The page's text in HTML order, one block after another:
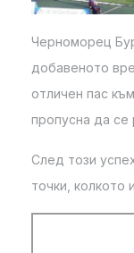
Черноморец
добавеното
отличен пас
пропусна да се
След този
точки, колкото